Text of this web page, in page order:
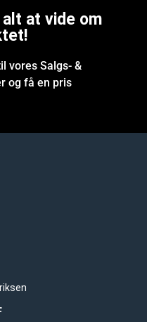
at vide om
vores Salgs- &
og få en pris